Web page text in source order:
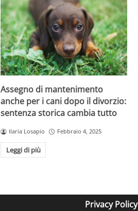
Assegno di mantenimento
anche per i cani dopo il divorzio:
sentenza storica cambia tutto
Ilaria Losapio Febbraio 4, 2025
Leggi di più
Privacy Policy